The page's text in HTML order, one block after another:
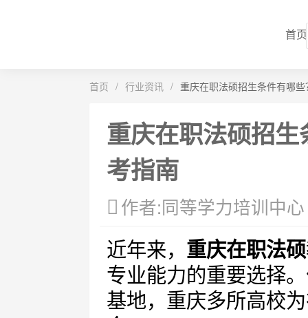
首页
首页 / 行业资讯 / 重庆在职法硕招生条件有哪
重庆在职法硕招
考指南
作者:同等学力培训中心
近年来， 重庆在职法硕
专业能力的重要选择
基地，重庆多所高校